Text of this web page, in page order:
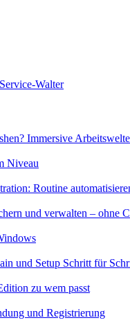
Immersive
Niveau
Routine
und verwalten – ohne
und Setup Schritt für
zu wem passt
und Registrierung